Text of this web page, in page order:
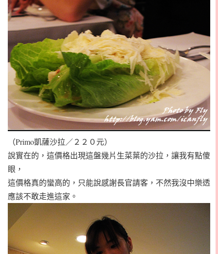
（Primo凱薩沙拉／２２０元）
說實在的，這價格出現這盤幾片生菜葉的沙拉，讓我有點傻
眼，
這價格真的蠻高的，只能說感謝長官請客，不然我沒中樂透
應該不敢走進這家。